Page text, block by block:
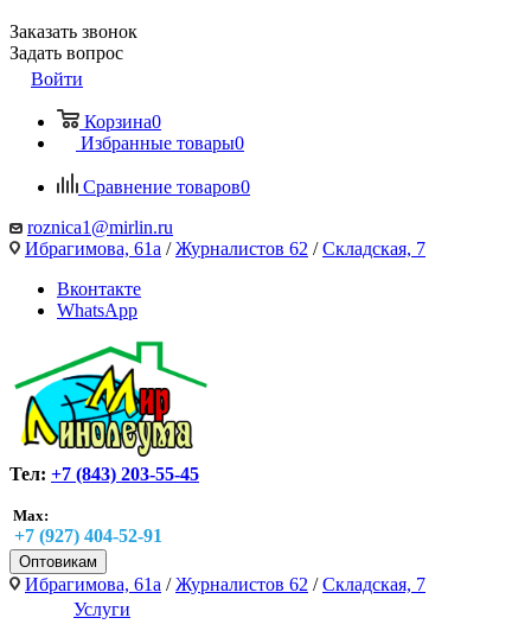
Заказать звонок
Задать вопрос
Войти
Корзина0
Избранные товары0
Сравнение товаров0
roznica1@mirlin.ru
Ибрагимова, 61а /Журналистов 62 /Складская, 7
Вконтакте
WhatsApp
Тел: +7 (843) 203-55-45
Max:
+7 (927) 404-52-91
Оптовикам
Ибрагимова, 61а /Журналистов 62 /Складская, 7
Услуги